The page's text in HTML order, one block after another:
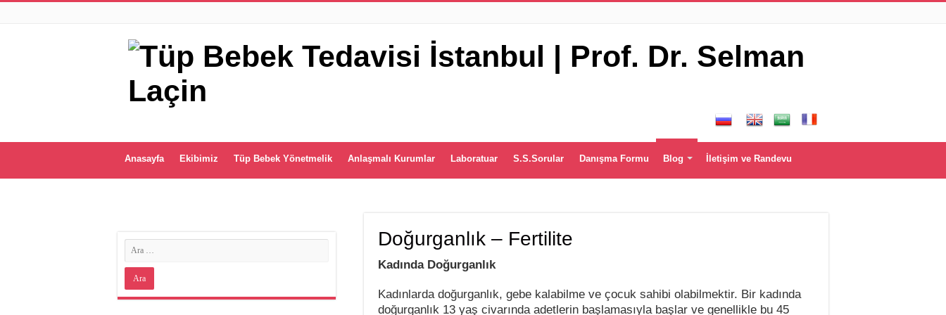
Anasayfa Ekibimiz Tüp Bebek Yönetmelik Anlaşmalı Kurumlar Laboratuar S.S.Sorular Danışma Formu Blog İletişim ve Randevu
Doğurganlık – Fertilite
Kadında Doğurganlık
Kadınlarda doğurganlık, gebe kalabilme ve çocuk sahibi olabilmektir. Bir kadında
doğurganlık 13 yaş civarında adetlerin başlamasıyla başlar ve genellikle bu 45